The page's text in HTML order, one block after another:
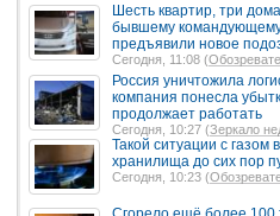
Шесть квартир, три
бывшему
предъявили новое
Сегодня, 11:08 (
Россия уничтожила
компания понесла
продолжает работать
Сегодня, 10:27 (Зеркало
Такой ситуации с
хранилища до сих пор
Сегодня, 10:23 (